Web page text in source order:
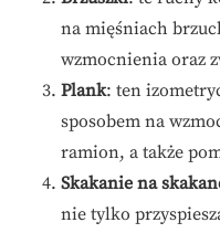
na mięśniach
wzmocnienia oraz
Plank: ten
sposobem na
ramion, a także
Skakanie na
nie tylko